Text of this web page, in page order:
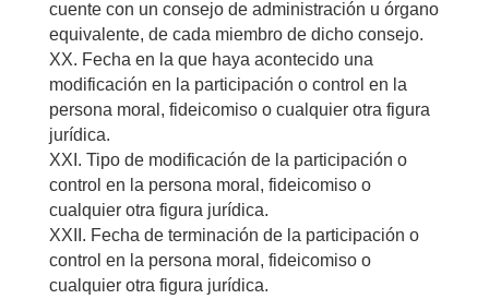
cuente con un consejo de administración u órgano
equivalente, de cada miembro de dicho consejo.
XX. Fecha en la que haya acontecido una
modificación en la participación o control en la
persona moral, fideicomiso o cualquier otra figura
jurídica.
XXI. Tipo de modificación de la participación o
control en la persona moral, fideicomiso o
cualquier otra figura jurídica.
XXII. Fecha de terminación de la participación o
control en la persona moral, fideicomiso o
cualquier otra figura jurídica.